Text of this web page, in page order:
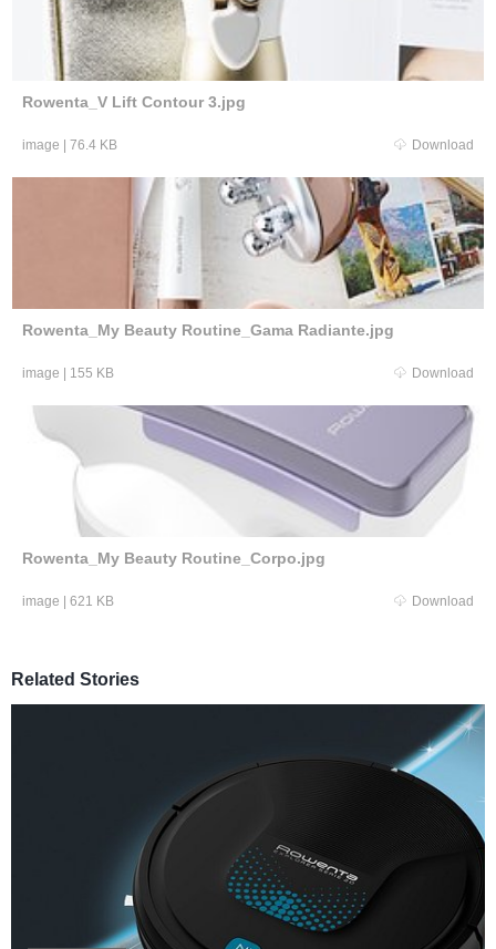
Rowenta_V Lift Contour 3.jpg
image | 76.4 KB Download
Rowenta_My Beauty Routine_Gama Radiante.jpg
image | 155 KB Download
Rowenta_My Beauty Routine_Corpo.jpg
image | 621 KB Download
Related Stories